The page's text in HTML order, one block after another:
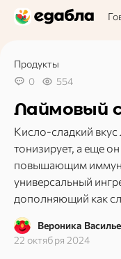
Продукты
0
554
Лаймовый
Кисло-сладкий
тонизирует, а еще
повышающим
универсальный
дополняющий как
Вероника
22 октября 2024